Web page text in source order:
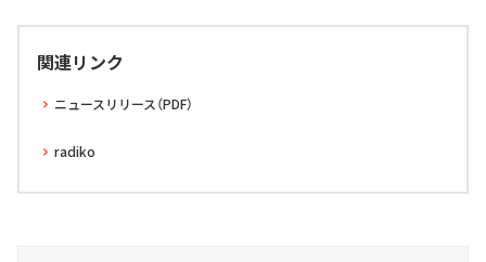
関連リンク
ニュースリリース（PDF）
radiko